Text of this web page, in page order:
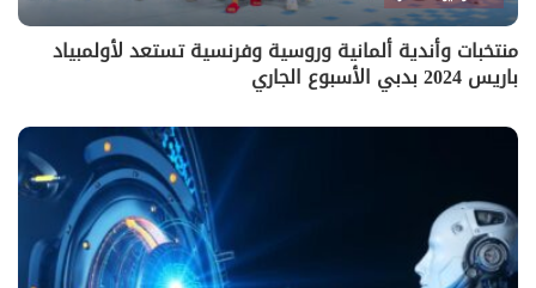
منتخبات وأندية ألمانية وروسية وفرنسية تستعد لأولمبياد
باريس 2024 بدبي الأسبوع الجاري